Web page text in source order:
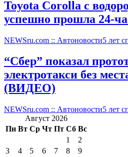
Toyota Corolla с
успешно прошла 24-
NEWSru.com :: Автоновости5 лет
“Сбер” показал
электротакси без
(ВИДЕО)
NEWSru.com :: Автоновости5 лет
Август 2026
Пн Вт Ср Чт Пт Сб Вс
1
2
3
4 5 6 7 8
9